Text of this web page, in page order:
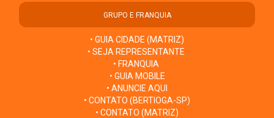
GRUPO E FRANQUIA
• GUIA CIDADE (MATRIZ)
• SEJA REPRESENTANTE
• FRANQUIA
• GUIA MOBILE
• ANUNCIE AQUI
• CONTATO (BERTIOGA-SP)
• CONTATO (MATRIZ)